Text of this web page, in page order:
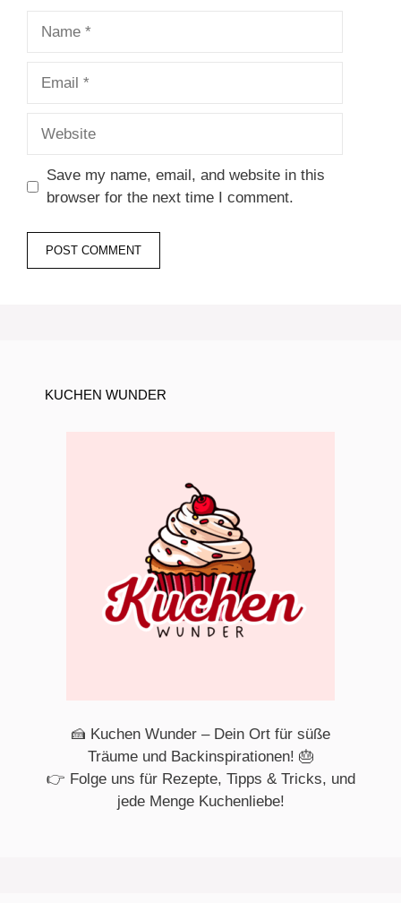
Save my name, email, and website in this
browser for the next time I comment.
KUCHEN WUNDER
🍰 Kuchen Wunder – Dein Ort für süße
Träume und Backinspirationen! 🎂
👉 Folge uns für Rezepte, Tipps & Tricks, und
jede Menge Kuchenliebe!